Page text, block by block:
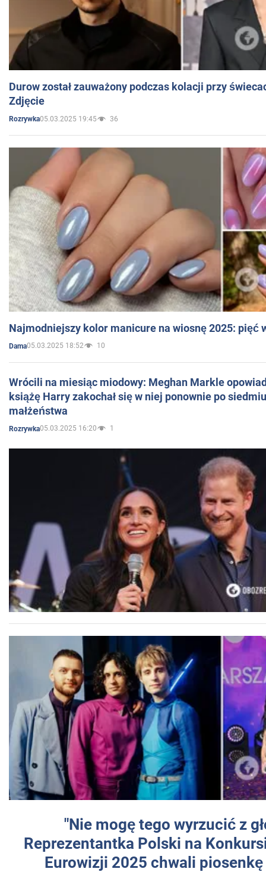
Durow został zauważony podczas kolacji przy
Zdjęcie
Rozrywka05.03.2025 19:45 36
Najmodniejszy kolor manicure na wiosnę 2025: pięć
Dama05.03.2025 18:52 10
Wrócili na miesiąc miodowy: Meghan Markle
książę Harry zakochał się w niej ponownie po
małżeństwa
Rozrywka05.03.2025 16:20 1
"Nie mogę tego wyrzucić z
Reprezentantka Polski na
Eurowizji 2025 chwali